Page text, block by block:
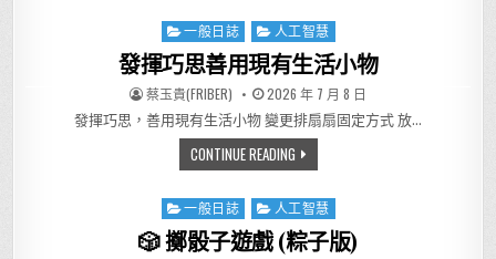
Posted in
一般日誌 人工智慧
發揮巧思善用現有生活小物
AUTHOR:
蔡玉貴(FRIBER) PUBLISHED DATE:
2026 年 7 月 8 日
發揮巧思，善用現有生活小物 變更排扇扇固定方式 放…
CONTINUE READING發揮巧思善用現有生活小物
Posted in
一般日誌 人工智慧
🎲 擲骰子遊戲 (粽子版)